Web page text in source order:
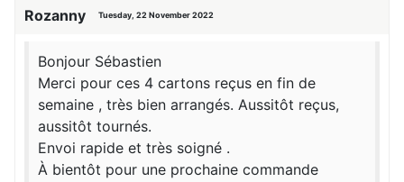
Rozanny Tuesday, 22 November 2022
Bonjour Sébastien
Merci pour ces 4 cartons reçus en fin de
semaine , très bien arrangés. Aussitôt reçus,
aussitôt tournés.
Envoi rapide et très soigné .
À bientôt pour une prochaine commande